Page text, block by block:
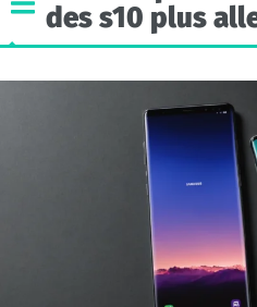
des s10 plus